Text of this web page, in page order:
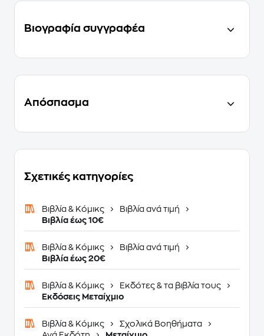
Βιογραφία συγγραφέα
Απόσπασμα
Σχετικές κατηγορίες
Βιβλία & Κόμικς
Βιβλία ανά τιμή
Βιβλία έως 10€
Βιβλία & Κόμικς
Βιβλία ανά τιμή
Βιβλία έως 20€
Βιβλία & Κόμικς
Εκδότες & τα βιβλία τους
Εκδόσεις Μεταίχμιο
Βιβλία & Κόμικς
Σχολικά Βοηθήματα